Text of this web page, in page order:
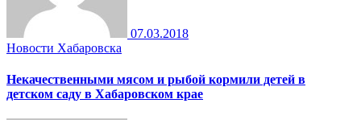
07.03.2018
Новости Хабаровска
Некачественными мясом и рыбой кормили детей в
детском саду в Хабаровском крае